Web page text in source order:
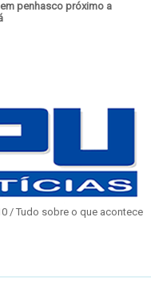
penhasco próximo a
/ Tudo sobre o que acontece